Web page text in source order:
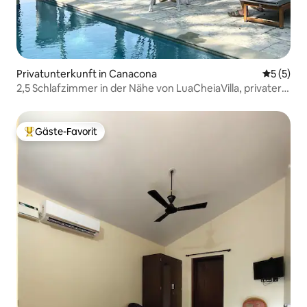
Privatunterkunft in Canacona
5 (5)
2,5 Schlafzimmer in der Nähe von LuaCheiaVilla, privater
Beliebter Gäste-Favorit.
Gäste-Favorit